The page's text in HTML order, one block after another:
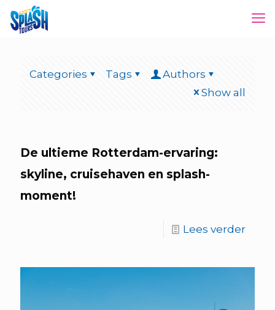
Categories Tags
Authors
Show all
De ultieme Rotterdam-ervaring:
skyline, cruisehaven en splash-
moment!
Lees verder